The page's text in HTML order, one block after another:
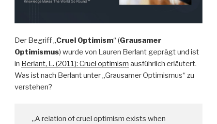
Der Begriff „Cruel Optimism“ (Grausamer
Optimismus) wurde von Lauren Berlant geprägt und ist
in Berlant, L. (2011): Cruel optimism ausführlich erläutert.
Was ist nach Berlant unter „Grausamer Optimismus“ zu
verstehen?
„A relation of cruel optimism exists when